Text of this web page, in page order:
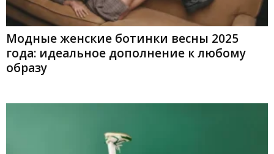
Модные женские ботинки весны 2025
года: идеальное дополнение к любому
образу